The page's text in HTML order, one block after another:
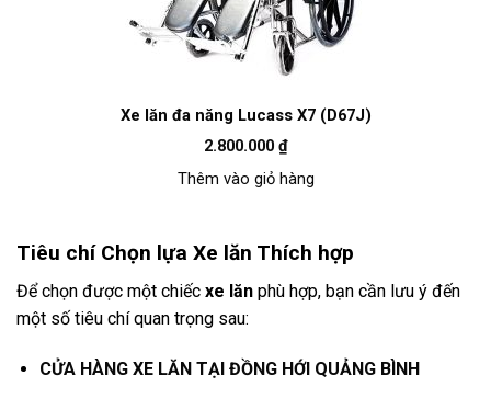
Xe lăn đa năng Lucass X7 (D67J)
2.800.000 ₫
Thêm vào giỏ hàng
Tiêu chí Chọn lựa Xe lăn Thích hợp
Để chọn được một chiếc xe lăn phù hợp, bạn cần lưu ý đến
một số tiêu chí quan trọng sau:
CỬA HÀNG XE LĂN TẠI ĐỒNG HỚI QUẢNG BÌNH